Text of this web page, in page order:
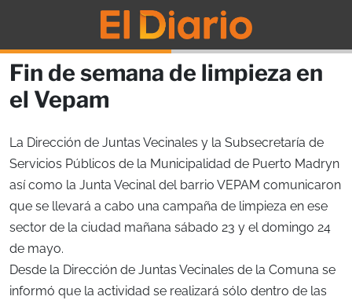
Fin de semana de limpieza en
el Vepam
La Dirección de Juntas Vecinales y la Subsecretaría de
Servicios Públicos de la Municipalidad de Puerto Madryn
así como la Junta Vecinal del barrio VEPAM comunicaron
que se llevará a cabo una campaña de limpieza en ese
sector de la ciudad mañana sábado 23 y el domingo 24
de mayo.
Desde la Dirección de Juntas Vecinales de la Comuna se
informó que la actividad se realizará sólo dentro de las